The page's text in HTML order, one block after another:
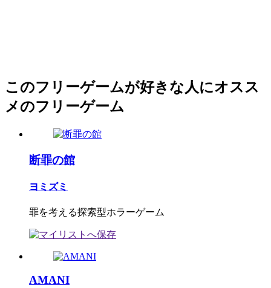
このフリーゲームが好きな人にオスス
メのフリーゲーム
断罪の館
ヨミズミ
罪を考える探索型ホラーゲーム
AMANI